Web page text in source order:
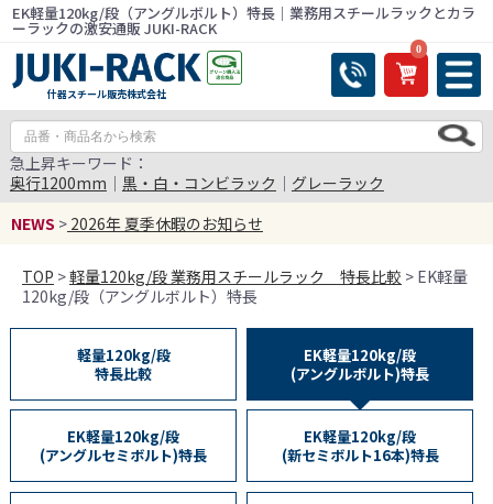
EK軽量120kg/段（アングルボルト）特長｜業務用スチールラックとカラ
ーラックの激安通販 JUKI-RACK
什器スチール販売株式会社
0
急上昇キーワード：
奥行1200mm ｜ 黒・白・コンビラック ｜ グレーラック
NEWS > 2026年 夏季休暇のお知らせ
TOP >軽量120kg/段 業務用スチールラック 特長比較 > EK軽量
120kg/段（アングルボルト）特長
軽量120kg/段
特長比較
EK軽量120kg/段
(アングルボルト)特長
EK軽量120kg/段
(アングルセミボルト)特長
EK軽量120kg/段
(新セミボルト16本)特長